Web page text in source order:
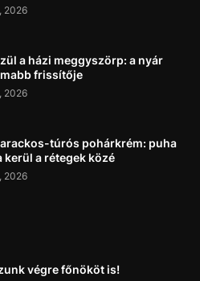
2026
a házi meggyszörp: a nyár
frissítője
2026
túrós pohárkrém: puha
kerül a rétegek közé
2026
végre főnököt is!